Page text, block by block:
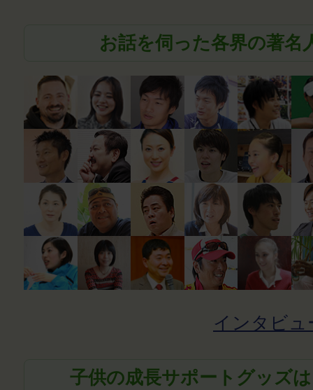
お話を伺った各界の著名
インタビュ
子供の成長サポートグッズ